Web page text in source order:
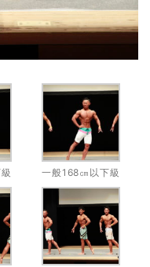
一般168㎝以下級